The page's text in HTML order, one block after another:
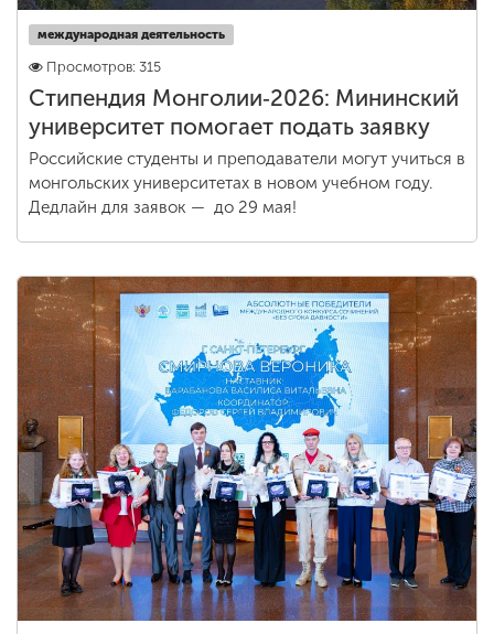
международная деятельность
Просмотров: 315
Стипендия Монголии‑2026: Мининский
университет помогает подать заявку
Российские студенты и преподаватели могут учиться в
монгольских университетах в новом учебном году.
Дедлайн для заявок — до 29 мая!